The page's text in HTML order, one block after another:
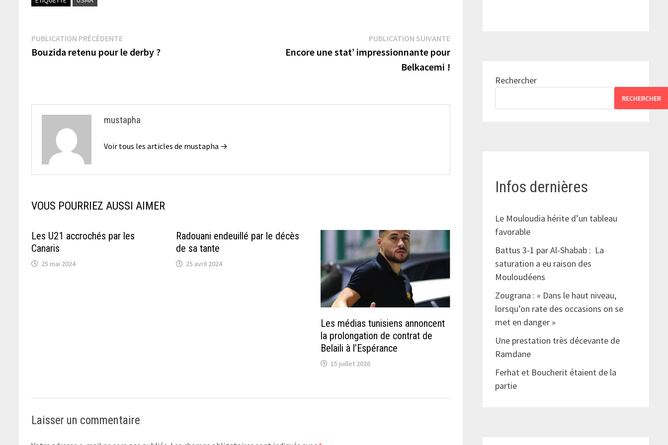
Navigation
de
PUBLICATION PRÉCÉDENTEPublication
précédente :
Bouzida retenu pour le derby ?
PUBLICATION SUIVANTEPublication
suivante :
Encore une stat’ impressionnante pour
Belkacemi !
mustapha
Voir tous les articles de mustapha →
VOUS POURRIEZ AUSSI AIMER
Les U21 accrochés par les
Canaris
25 mai 2024
Radouani endeuillé par le décès
de sa tante
25 avril 2024
Les médias tunisiens annoncent
la prolongation de contrat de
Belaili à l’Espérance
15 juillet 2026
Laisser un commentaire
Rechercher
RECHERCHER
Infos dernières
Le Mouloudia hérite d’un tableau
favorable
Battus 3-1 par Al-Shabab : La
saturation a eu raison des
Mouloudéens
Zougrana : « Dans le haut niveau,
lorsqu’on rate des occasions on se
met en danger »
Une prestation très décevante de
Ramdane
Ferhat et Boucherit étaient de la
partie